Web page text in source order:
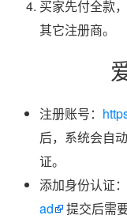
买家先付全款
其它注册商。
注册账号：
后，系统会自
证。
添加身份认证：
ad
提交后需